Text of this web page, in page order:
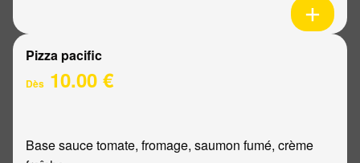
Pizza pacific
Dès 10.00 €
Base sauce tomate, fromage, saumon fumé, crème